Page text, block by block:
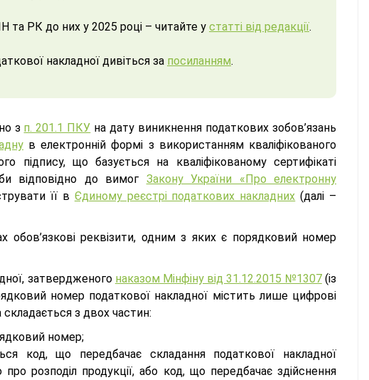
та РК до них у 2025 році – читайте у статті від редакції.
накладної дивіться за посиланням.
з п. 201.1 ПКУ на дату виникнення податкових зобов’язань
в електронній формі з використанням кваліфікованого
підпису, що базується на кваліфікованому сертифікаті
відповідно до вимог Закону України «Про електронну
її в Єдиному реєстрі податкових накладних (далі –
обов’язкові реквізити, одним з яких є порядковий номер
затвердженого наказом Мінфіну від 31.12.2015 №1307(із
номер податкової накладної містить лише цифрові
з двох частин:
номер;
код, що передбачає складання податкової накладної
розподіл продукції, або код, що передбачає здійснення